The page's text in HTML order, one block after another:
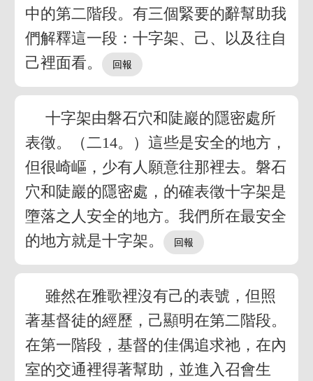
中的第二階段。有三個緊要的辭幫助我
們解釋這一段：十字架、己、以及往自
己裡面看。
十字架由磐石穴和陡巖的隱密處所
表徵。（二14。）這些是安全的地方，
但很崎嶇，少有人願意往那裡去。磐石
穴和陡巖的隱密處，的確表徵十字架是
墮落之人安全的地方。我們所在最安全
的地方就是十字架。
雖然在雅歌裡沒有己的表號，但照
著基督徒的經歷，己顯明在第二階段。
在第一階段，基督的佳偶追求祂，在內
室的交通裡得著幫助，並進入召會生